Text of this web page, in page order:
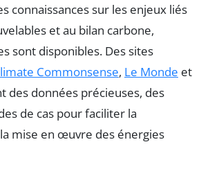
connaissances sur les enjeux liés
et au bilan carbone,
sont disponibles. Des sites
Commonsense, Le Monde et
des données précieuses, des
de cas pour faciliter la
mise en œuvre des énergies